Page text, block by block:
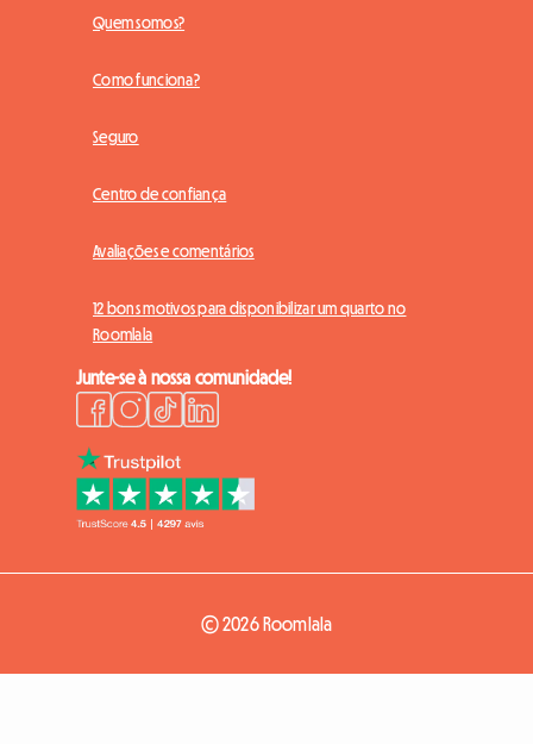
Quem somos?
Como funciona?
Seguro
Centro de confiança
Avaliações e comentários
12 bons motivos para disponibilizar um quarto no
Roomlala
Junte-se à nossa comunidade!
© 2026 Roomlala